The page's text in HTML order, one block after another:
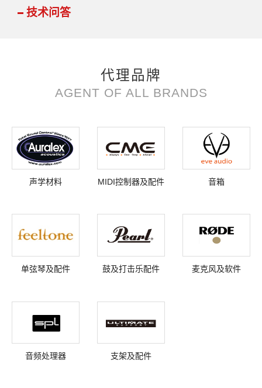
技术问答
代理品牌
AGENT OF ALL BRANDS
声学材料 MIDI控制器及配件 音箱
单弦琴及配件 鼓及打击乐配件 麦克风及软件
音频处理器 支架及配件